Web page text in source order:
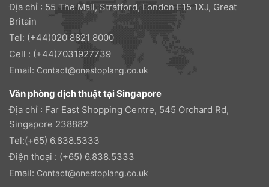
Địa chỉ : 55 The Mall, Stratford, London E15 1XJ, Great
Britain
Tel: (+44)020 8821 8000
Cell : (+44)7031927739
Email: Contact@onestoplang.co.uk
Văn phòng dịch thuật tại Singapore
Địa chỉ : Far East Shopping Centre, 545 Orchard Rd,
Singapore 238882
Tel:(+65) 6.838.5333
Điện thoại : (+65) 6.838.5333
Email: Contact@onestoplang.co.uk